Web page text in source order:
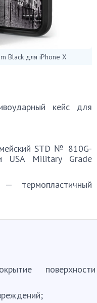
Black для iPhone X
кейс для
STD № 810G-
USA Military Grade
— термопластичный
поверхности